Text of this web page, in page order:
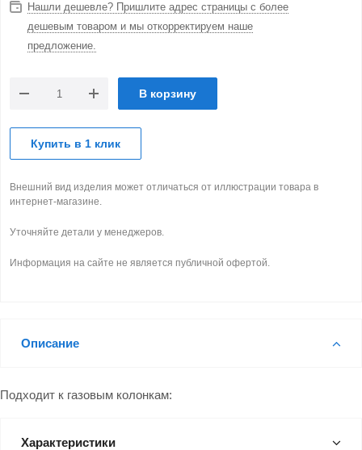
Нашли дешевле? Пришлите адрес страницы с более
дешевым товаром и мы откорректируем наше
предложение.
В корзину
Купить в 1 клик
Внешний вид изделия может отличаться от иллюстрации товара в
интернет-магазине.
Уточняйте детали у менеджеров.
Информация на сайте не является публичной офертой.
Описание
Подходит к газовым колонкам:
Характеристики